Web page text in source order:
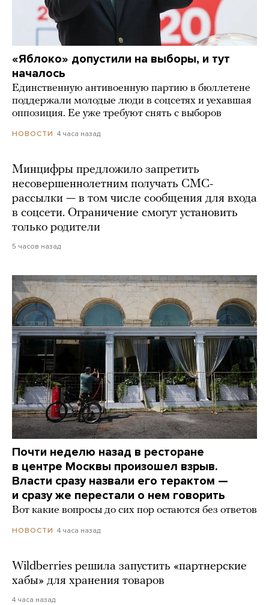
«Яблоко» допустили на выборы, и тут
началось
Единственную антивоенную партию в бюллетене
поддержали молодые люди в соцсетях и уехавшая
оппозиция. Ее уже требуют снять с выборов
НОВОСТИ 4 часа назад
Минцифры предложило запретить
несовершеннолетним получать СМС-
рассылки — в том числе сообщения для входа
в соцсети. Ограничение смогут установить
только родители
5 часов назад
Почти неделю назад в ресторане
в центре Москвы произошел взрыв.
Власти сразу назвали его терактом —
и сразу же перестали о нем говорить
Вот какие вопросы до сих пор остаются без ответов
НОВОСТИ 4 часа назад
Wildberries решила запустить «партнерские
хабы» для хранения товаров
4 часа назад